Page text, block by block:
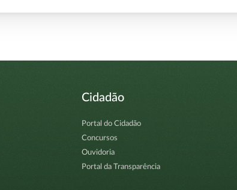
Cidadão
Portal do Cidadão
Concursos
Ouvidoria
Portal da Transparência